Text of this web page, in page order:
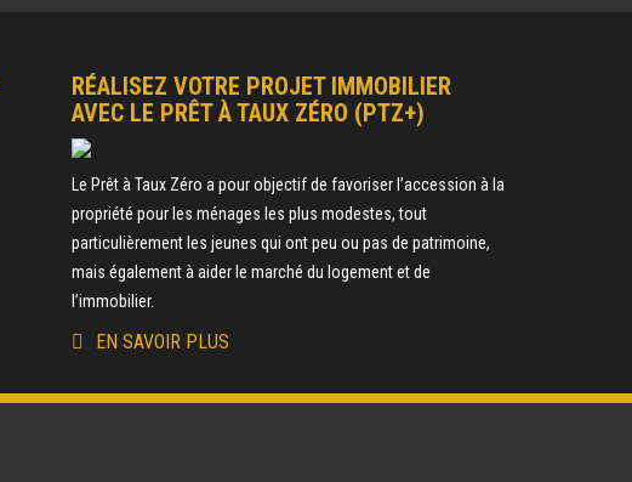
RÉALISEZ VOTRE PROJET IMMOBILIER
AVEC LE PRÊT À TAUX ZÉRO (PTZ+)
Le Prêt à Taux Zéro a pour objectif de favoriser l’accession à la
propriété pour les ménages les plus modestes, tout
particulièrement les jeunes qui ont peu ou pas de patrimoine,
mais également à aider le marché du logement et de
l’immobilier.
EN SAVOIR PLUS